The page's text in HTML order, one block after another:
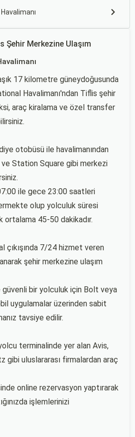
Şehir Merkezine Ulaşım
17 kilometre güneydoğusunda
Havalimanı'ndan Tiflis şehir
araç kiralama ve özel transfer
otobüsü ile havalimanından
Station Square gibi merkezi
ile gece 23:00 saatleri
olup yolculuk süresi
ortalama 45-50 dakikadır.
çıkışında 7/24 hizmet veren
şehir merkezine ulaşım
güvenli bir yolculuk için Bolt veya
uygulamalar üzerinden sabit
tavsiye edilir.
terminalinde yer alan Avis,
gibi uluslararası firmalardan araç
online rezervasyon yaptırarak
işlemlerinizi